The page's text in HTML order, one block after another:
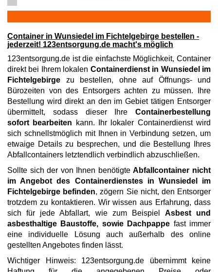
Container in Wunsiedel im Fichtelgebirge bestellen -
jederzeit! 123entsorgung.de macht's möglich
123entsorgung.de ist die einfachste Möglichkeit, Container
direkt bei Ihrem lokalen Containerdienst in Wunsiedel im
Fichtelgebirge zu bestellen, ohne auf Öffnungs- und
Bürozeiten von des Entsorgers achten zu müssen. Ihre
Bestellung wird direkt an den im Gebiet tätigen Entsorger
übermittelt, sodass dieser Ihre Containerbestellung
sofort bearbeiten kann. Ihr lokaler Containerdienst wird
sich schnellstmöglich mit Ihnen in Verbindung setzen, um
etwaige Details zu besprechen, und die Bestellung Ihres
Abfallcontainers letztendlich verbindlich abzuschließen.
Sollte sich der von Ihnen benötigteAbfallcontainer nicht
im Angebot des Containerdienstes in Wunsiedel im
Fichtelgebirge befinden, zögern Sie nicht, den Entsorger
trotzdem zu kontaktieren. Wir wissen aus Erfahrung, dass
sich für jede Abfallart, wie zum Beispiel Asbest und
asbesthaltige Baustoffe, sowie Dachpappe fast immer
eine individuelle Lösung auch außerhalb des online
gestellten Angebotes finden lässt.
Wichtiger Hinweis: 123entsorgung.de übernimmt keine